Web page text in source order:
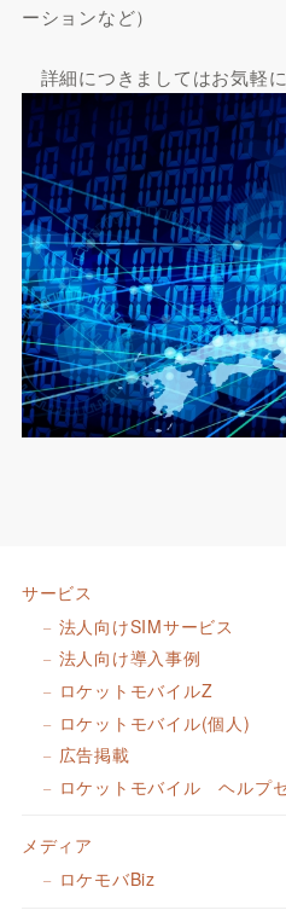
ーションなど）
詳細につきましてはお気軽
サービス
法人向けSIMサービス
法人向け導入事例
ロケットモバイルZ
ロケットモバイル(個人)
広告掲載
ロケットモバイル ヘルプ
メディア
ロケモバBiz